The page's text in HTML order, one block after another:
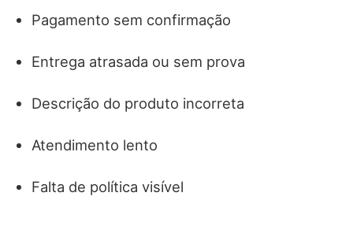
Pagamento sem confirmação
Entrega atrasada ou sem prova
Descrição do produto incorreta
Atendimento lento
Falta de política visível